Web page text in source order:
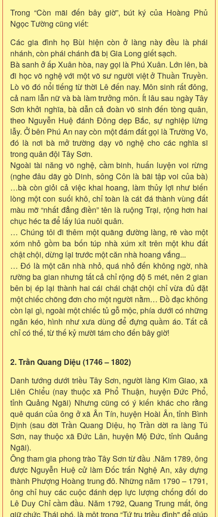
Trong “Còn mãi đến bây giờ”, bút ký của Hoàng Phủ
Ngọc Tường cũng viết:
Các gia đình họ Bùi hiện còn ở làng này đều là phái
nhánh, còn phái chánh đã bị Gia Long giết sạch.
Bà sanh ở ấp Xuân hòa, nay gọi là Phú Xuân. Lớn lên, bà
đi học võ nghệ với một võ sư người việt ở Thuần Truyền.
Lò võ đó nổi tiếng từ thời Lê đến nay. Môn sinh rất đông,
cả nam lẫn nữ và bà làm trưởng môn. Ít lâu sau ngày Tây
Sơn khởi nghĩa, bà dẫn cả đoàn võ sinh đến tòng quân,
theo Nguyễn Huệ đánh Đông dẹp Bắc, sự nghiệp lừng
lẫy. Ở bên Phú An nay còn một đám đất gọi là Trường Võ,
đó là nơi bà mở trường dạy võ nghệ cho các nghĩa sĩ
trong quân đội Tây Sơn.
Ngoài tài năng võ nghệ, cầm binh, huấn luyện voi rừng
(nghe đâu dãy gò Dinh, sông Côn là bãi tập voi của bà)
…bà còn giỏi cả việc khai hoang, làm thủy lợi như biến
lòng một con suối khô, chỉ toàn là cát đá thành vùng đất
màu mỡ “nhất đẳng điền” tên là ruộng Trại, rộng hơn hai
chục héc ta để lấy lúa nuôi quân.
… Chúng tôi đi thêm một quãng đường làng, rẽ vào một
xóm nhỏ gồm ba bốn túp nhà xúm xít trên một khu đất
chật chội, dừng lại trước một căn nhà hoang vắng...
… Đó là một căn nhà nhỏ, quá nhỏ đến không ngờ, nhà
rường ba gian nhưng tất cả chỉ rộng độ 5 mét, nên 2 gian
bên bị ép lại thành hai cái chái chật chội chỉ vừa đủ đặt
một chiếc chõng đơn cho một người nằm… Đồ đạc không
còn lại gì, ngoài một chiếc tủ gỗ mộc, phía dưới có những
ngăn kéo, hình như xưa dùng để đựng quầm áo. Tất cả
chỉ có thế, từ thế kỷ mười tám cho đến bây giờ!
2. Trần Quang Diệu (1746 – 1802)
Danh tướng dưới triều Tây Sơn, người làng Kim Giao, xã
Liên Chiểu (nay thuộc xã Phổ Thuận, huyện Đức Phổ,
tỉnh Quảng Ngãi) Nhưng cũng có ý kiến khác cho rằng
quê quán của ông ở xã Ân Tín, huyện Hoài Ân, tỉnh Bình
Định (sau đời Trần Quang Diệu, họ Trần dời ra làng Tú
Sơn, nay thuộc xã Đức Lân, huyện Mộ Đức, tỉnh Quảng
Ngãi).
Ông tham gia phong trào Tây Sơn từ đầu .Năm 1789, ông
được Nguyễn Huệ cử làm Đốc trấn Nghệ An, xây dựng
thành Phượng Hoàng trung đô. Những năm 1790 – 1791,
ông chỉ huy các cuộc đánh dẹp lực lượng chống đối do
Lê Duy Chỉ cầm đầu. Năm 1792, Quang Trung mất, ông
giữ chức Thái phó, là một trong “Tứ trụ triều đình" để giúp